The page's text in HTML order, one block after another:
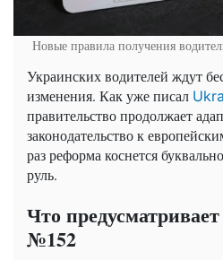
Новые правила получения
Украинских водителей ждут
изменения. Как уже писал
правительство продолжает
законодательство к
раз реформа коснется
руль.
Что
№152